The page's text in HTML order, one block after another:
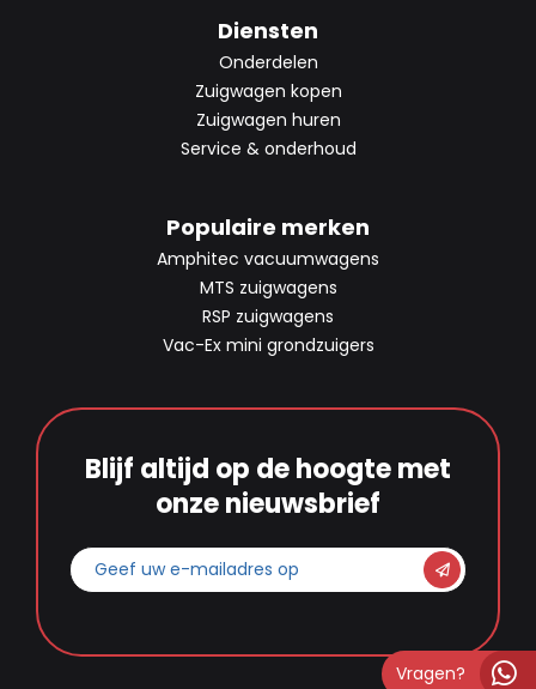
Diensten
Onderdelen
Zuigwagen kopen
Zuigwagen huren
Service & onderhoud
Populaire merken
Amphitec vacuumwagens
MTS zuigwagens
RSP zuigwagens
Vac-Ex mini grondzuigers
Blijf altijd op de hoogte met
onze nieuwsbrief
Geef
uw
mailadres
Vragen?